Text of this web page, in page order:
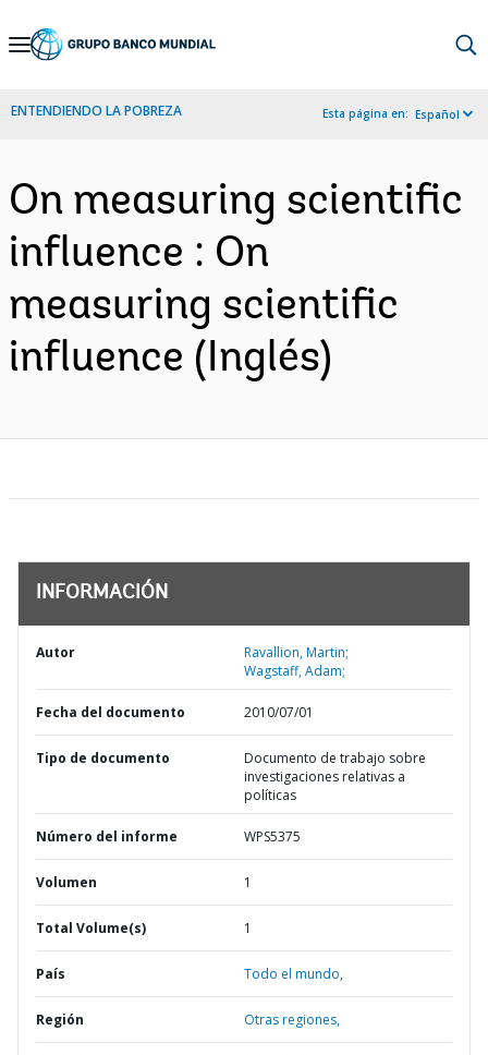
Skip
Navigation
ENTENDIENDO LA POBREZA Esta página en: Español
On measuring scientific
influence : On
measuring scientific
influence (Inglés)
INFORMACIÓN
Autor
Ravallion, Martin;
Wagstaff, Adam;
Fecha del documento 2010/07/01
Tipo de documento
Documento de trabajo sobre
investigaciones relativas a
políticas
Número del informe WPS5375
Volumen 1
Total Volume(s) 1
País Todo el mundo,
Región Otras regiones,